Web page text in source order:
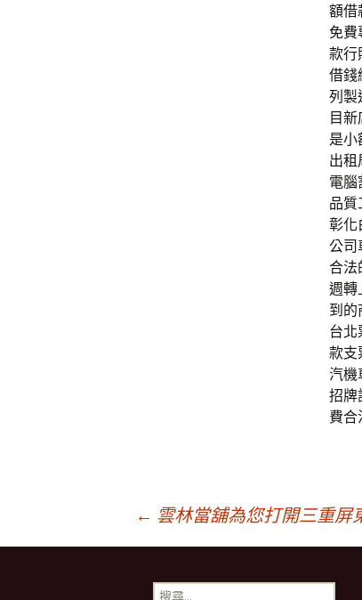
額借
免費
款行
借錢
列製
目
是小
出租
電腦
品質
彰化
公司
合法
週轉
到的
台北
款支
汽機
招牌
費合
← 雲林當舖為您打開三重屏
搜